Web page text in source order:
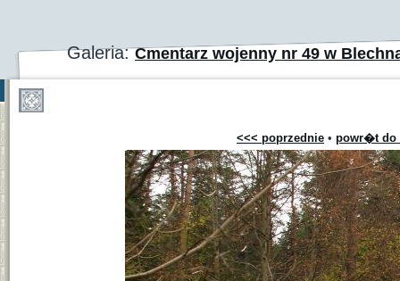
Galeria:Cmentarz wojenny nr 49 w
<<< poprzednie • powr�t do